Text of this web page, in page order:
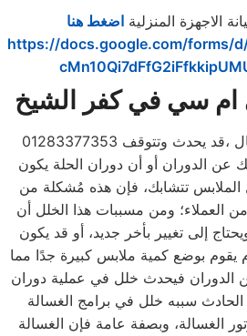
الاجهزة المنزلية اضغط هنا
https://docs.google.com/forms/d/
ام سي في كفر الشيخ
01283377353 لحل وصيانة جميع الاعطال ،قد يحدث وتتوقف
عن الدوران أو أن دوران الحلة يكون
تتشابك، فإن هذه مُشكلة من
من العملاء؛ ومن مسببات هذا الخلل أن
إلى تغيير بأخر جديد، أو قد يكون
بوضع كمية ملابس كبيرة جدًا مما
الدوران فيحدث خلل في عملية دوران
الحادث سببه خلل في برامج الغسالة
الغسالة، وبصفة عامة فإن الغسالة